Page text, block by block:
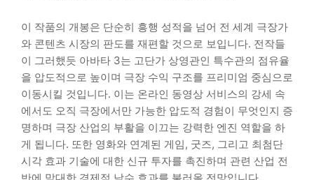
이 작품의 개봉은 단순히 흥행 성적을 넘어 전 세계 극장가
와 콘텐츠 시장의 판도를 재편할 것으로 보입니다. 전작들
이 그러했듯 아바타 3는 고단가 상영관인 특수관의 점유율
을 압도적으로 높이며 극장 수익 구조를 프리미엄 중심으로
이동시킬 것입니다. 이는 온라인 동영상 서비스의 강세 속
에서도 오직 극장에서만 가능한 압도적 경험이 무엇인지 증
명하며 극장 산업의 부활을 이끄는 강력한 엔진 역할을 하
게 됩니다. 또한 영화와 연계된 게임, 굿즈, 그리고 최첨단
시각 효과 기술에 대한 신규 투자를 촉진하며 관련 산업 전
반에 막대한 경제적 낙수 효과를 불러올 전망입니다.